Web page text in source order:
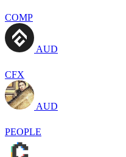
COMP
AUD
CFX
AUD
PEOPLE